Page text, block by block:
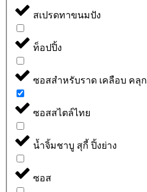
สเปรดทาขนมปัง
ท็อปปิ้ง
ซอสสำหรับราด เคลือบ คลุก
ซอสสไตล์ไทย
น้ำจิ้มชาบู สุกี้ ปิ้งย่าง
ซอส